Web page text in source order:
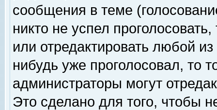
сообщения в теме
никто не успел
или отредактировать любой
нибудь уже проголосовал, то
администраторы могут
Это сделано для того, чтобы